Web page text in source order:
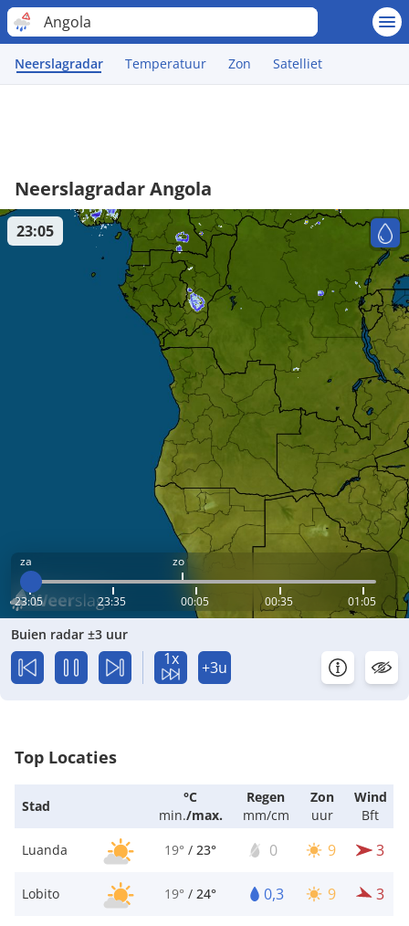
Angola
Neerslagradar Temperatuur Zon Satelliet
Neerslagradar Angola
za zo
23:05 23:35 00:05 00:35 01:05
23:05
Buien radar ±3 uur
1x +3u
Top Locaties
Stad
°C
min./max.
Regen
mm/cm
Zon
uur
Wind
Bft
Luanda
19° / 23° 0 9 3
Lobito 19° / 24° 0,3 9 3